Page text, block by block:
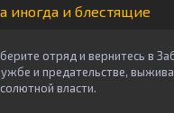
иногда и блестящие
отряд и вернитесь в
и предательстве,
власти.